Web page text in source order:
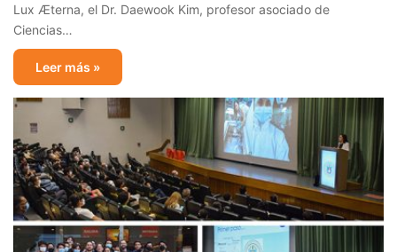
Lux Æterna, el Dr. Daewook Kim, profesor asociado de
Ciencias…
Leer más »